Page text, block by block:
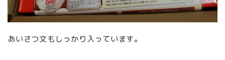
あいさつ文もしっかり入っています。